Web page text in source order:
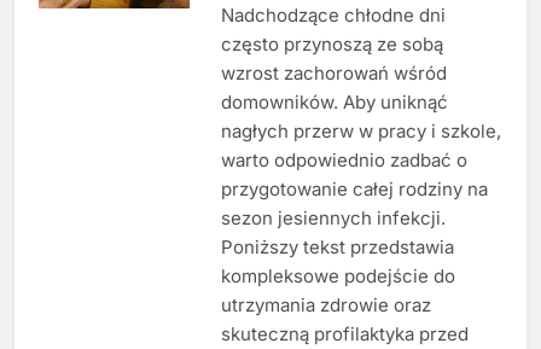
Nadchodzące chłodne dni
często przynoszą ze sobą
wzrost zachorowań wśród
domowników. Aby uniknąć
nagłych przerw w pracy i szkole,
warto odpowiednio zadbać o
przygotowanie całej rodziny na
sezon jesiennych infekcji.
Poniższy tekst przedstawia
kompleksowe podejście do
utrzymania zdrowie oraz
skuteczną profilaktyka przed